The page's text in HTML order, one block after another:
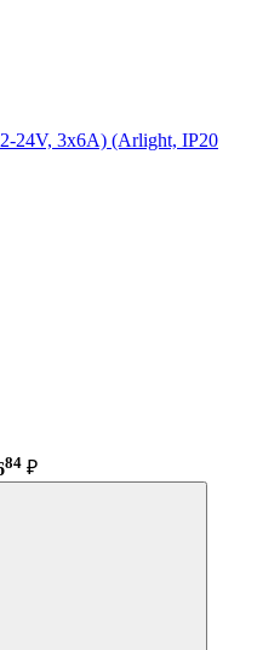
24V, 3x6A) (Arlight, IP20
84 ₽